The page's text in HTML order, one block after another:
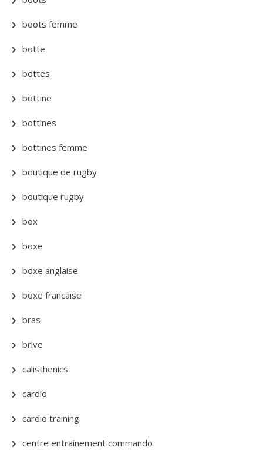
boots femme
botte
bottes
bottine
bottines
bottines femme
boutique de rugby
boutique rugby
box
boxe
boxe anglaise
boxe francaise
bras
brive
calisthenics
cardio
cardio training
centre entrainement commando